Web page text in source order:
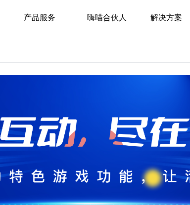
产品服务 嗨喵合伙人 解决方案